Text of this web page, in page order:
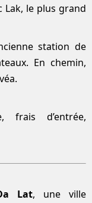
Lak, le plus grand
station de
En chemin,
d’entrée,
Lat, une ville